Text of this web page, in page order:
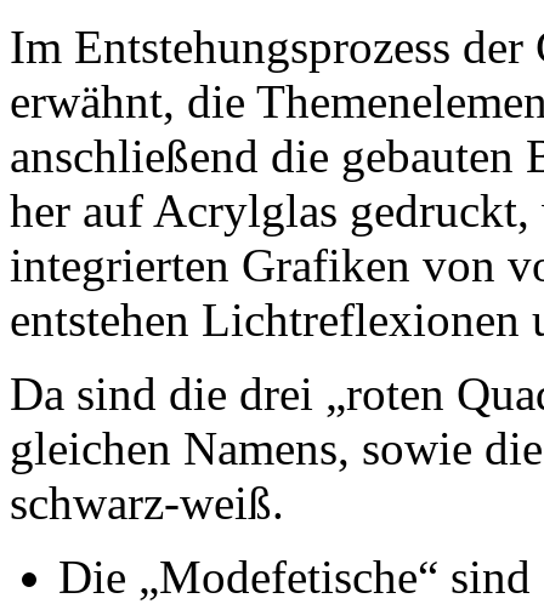
Im Entstehungsprozess
erwähnt, die
anschließend die
her auf Acrylglas gedruckt,
integrierten Grafiken von
entstehen Lichtreflexionen
Da sind die drei „roten
gleichen Namens, sowie
schwarz-weiß.
Die „Modefetische“